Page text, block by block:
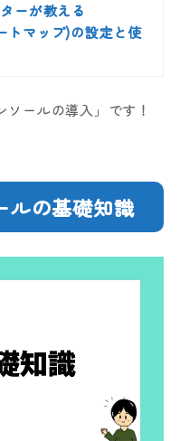
ーが教える
トマップ)の設定と使
ールの導入」です！
ルの基礎知識